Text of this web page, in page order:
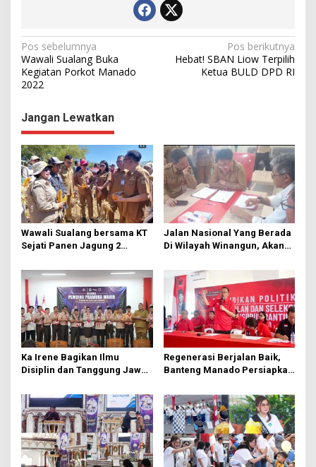
N
a
v
i
g
a
s
i
p
o
s
Pos sebelumnya
Wawali Sualang Buka
Kegiatan Porkot Manado
2022
Pos berikutnya
Hebat! SBAN Liow Terpilih
Ketua BULD DPD RI
Jangan Lewatkan
Wawali Sualang bersama KT
Sejati Panen Jagung 2
Jalan Nasional Yang Berada
Di Wilayah Winangun, Akan
Ka Irene Bagikan Ilmu
Disiplin dan Tanggung Jawab
Manado
Regenerasi Berjalan Baik,
Banteng Manado Persiapkan
Rumput